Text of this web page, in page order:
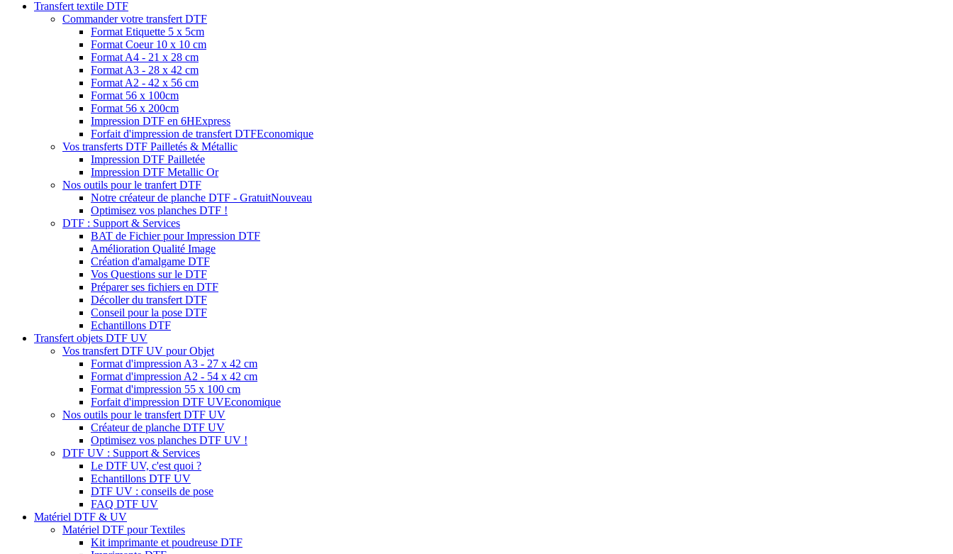
Transfert textile DTF
Commander votre transfert DTF
Format Etiquette 5 x 5cm
Format Coeur 10 x 10 cm
Format A4 - 21 x 28 cm
Format A3 - 28 x 42 cm
Format A2 - 42 x 56 cm
Format 56 x 100cm
Format 56 x 200cm
Impression DTF en 6HExpress
Forfait d'impression de transfert DTFEconomique
Vos transferts DTF Pailletés & Métallic
Impression DTF Pailletée
Impression DTF Metallic Or
Nos outils pour le tranfert DTF
Notre créateur de planche DTF - GratuitNouveau
Optimisez vos planches DTF !
DTF : Support & Services
BAT de Fichier pour Impression DTF
Amélioration Qualité Image
Création d'amalgame DTF
Vos Questions sur le DTF
Préparer ses fichiers en DTF
Décoller du transfert DTF
Conseil pour la pose DTF
Echantillons DTF
Transfert objets DTF UV
Vos transfert DTF UV pour Objet
Format d'impression A3 - 27 x 42 cm
Format d'impression A2 - 54 x 42 cm
Format d'impression 55 x 100 cm
Forfait d'impression DTF UVEconomique
Nos outils pour le transfert DTF UV
Créateur de planche DTF UV
Optimisez vos planches DTF UV !
DTF UV : Support & Services
Le DTF UV, c'est quoi ?
Echantillons DTF UV
DTF UV : conseils de pose
FAQ DTF UV
Matériel DTF & UV
Matériel DTF pour Textiles
Kit imprimante et poudreuse DTF